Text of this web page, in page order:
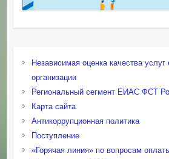
Независимая оценка качества услуг
организации
Региональный сегмент ЕИАС ФСТ
Карта сайта
Антикоррупционная политика
Поступление
«Горячая линия» по вопросам